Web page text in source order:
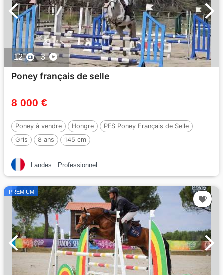
12 3
Poney français de selle
8 000 €
Poney à vendre Hongre
PFS Poney Français de Selle
Gris
8 ans 145 cm
Landes Professionnel
PREMIUM